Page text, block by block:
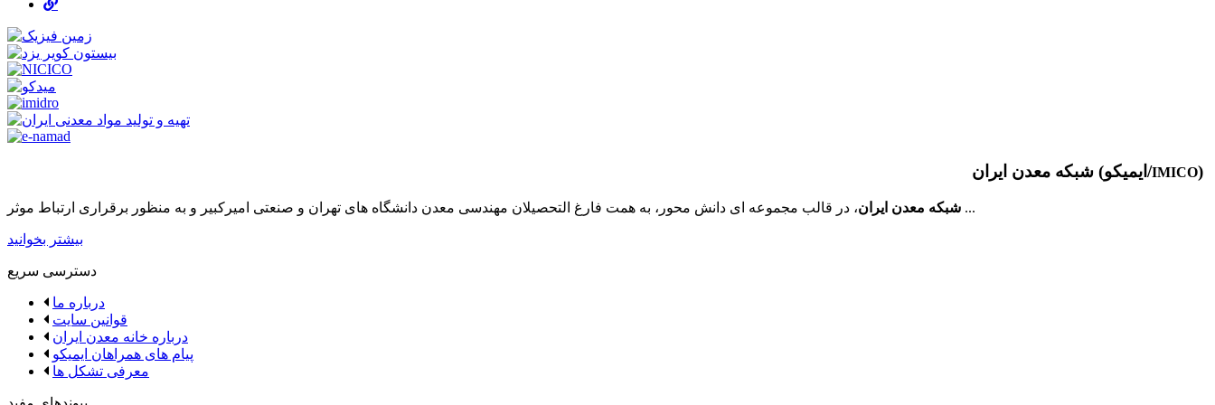
شبکه معدن ایران (ایمیکو/IMICO)
شبکه معدن ایران ، در قالب مجموعه ای دانش محور، به همت فارغ­ التحصیلان مهندسی معدن دانشگاه ­های تهران و صنعتی امیرکبیر و به منظور برقراری ارتباط موثر ...
بیشتر بخوانید
دسترسی سریع
درباره ما
قوانین سایت
درباره خانه معدن ایران
پیام های همراهان ایمیکو
معرفی تشکل ها